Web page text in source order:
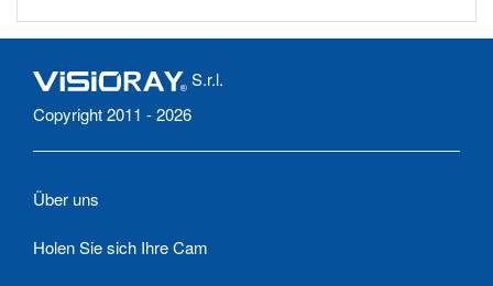
S.r.l.
Copyright 2011 - 2026
Über uns
Holen Sie sich Ihre Cam